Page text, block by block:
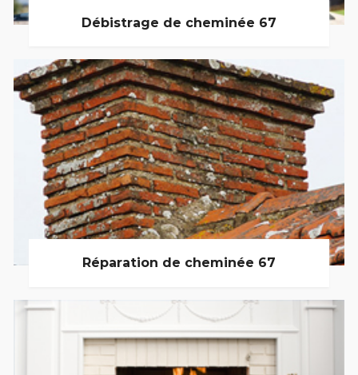
Débistrage de cheminée 67
Réparation de cheminée 67